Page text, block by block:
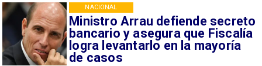
Ministro Arrau defiende secreto
bancario y asegura que Fiscalía
logra levantarlo en la mayoría
de casos
NACIONAL